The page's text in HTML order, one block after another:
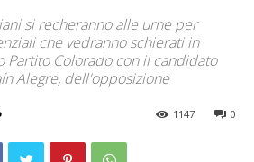
si recheranno alle urne per
che vedranno schierati in
Partito Colorado con il candidato
Alegre, dell'opposizione
0
1147